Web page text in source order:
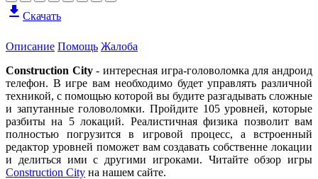
Скачать
Описание Помощь Жалоба
Construction City- интересная игра-головоломка для андроид
телефон. В игре вам необходимо будет управлять различной
техникой, с помощью которой вы будите разгадывать сложные
и запутанные головоломки. Пройдите 105 уровней, которые
разбиты на 5 локаций. Реалистичная физика позволит вам
полностью погрузится в игровой процесс, а встроенный
редактор уровней поможет вам создавать собственне локации
и делиться ими с другими игроками. Читайте обзор игры
Construction City на нашем сайте.